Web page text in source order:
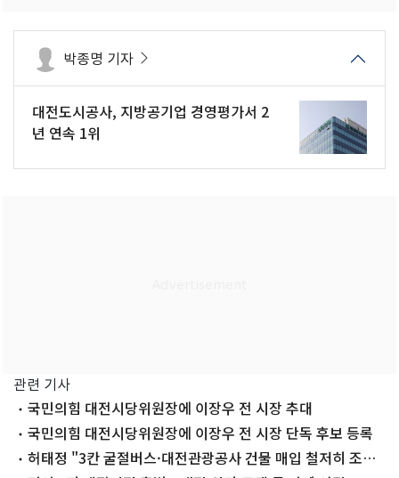
박종명 기자
대전도시공사, 지방공기업 경영평가서 2
년 연속 1위
관련 기사
국민의힘 대전시당위원장에 이장우 전 시장 추대
국민의힘 대전시당위원장에 이장우 전 시장 단독 후보 등록
허태정 "3칸 굴절버스·대전관광공사 건물 매입 철저히 조사